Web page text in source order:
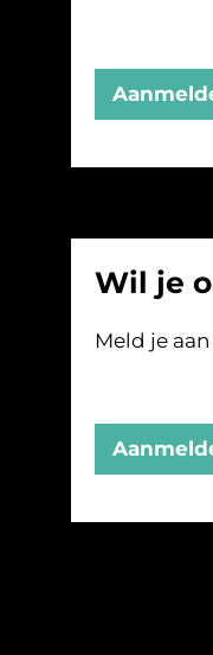
Wil je
Meld je